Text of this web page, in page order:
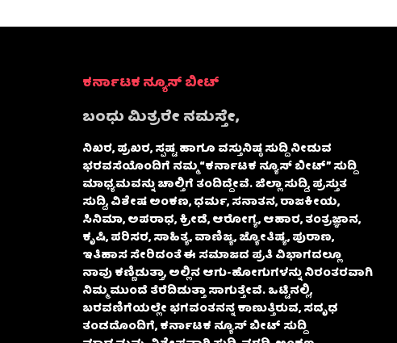
ಕರ್ನಾಟಕ ನ್ಯೂಸ್ ಬೀಟ್
ಬಂಧು ಮಿತ್ರರೇ ನಮಸ್ತೇ,
ನಿಖರ, ಪ್ರಖರ, ಸ್ಪಷ್ಟ ಹಾಗೂ ವಸ್ತುನಿಷ್ಠ ಸುದ್ದಿ ನೀಡುವ
ಭರವಸೆಯೊಂದಿಗೆ ನಮ್ಮ “ಕರ್ನಾಟಕ ನ್ಯೂಸ್ ಬೀಟ್” ಸುದ್ದಿ
ಮಾಧ್ಯಮವನ್ನು ಚಾಲ್ತಿಗೆ ತಂದಿದ್ದೇವೆ. ಜಿಲ್ಲಾ ಸುದ್ದಿ, ಪ್ರಸ್ತುತ
ಸುದ್ದಿ, ವಿಶೇಷ ಅಂಕಣ, ಧರ್ಮ, ಸನಾತನ, ರಾಜಕೀಯ,
ಸಿನಿಮಾ, ಅಪರಾಧ, ಕ್ರೀಡೆ, ಆರೋಗ್ಯ, ಆಹಾರ, ತಂತ್ರಜ್ಞಾನ,
ಕೃಷಿ, ಪರಿಸರ, ಸಾಹಿತ್ಯ, ವಾಣಿಜ್ಯ, ಜ್ಯೋತಿಷ್ಯ, ಪುರಾಣ,
ಇತಿಹಾಸ ಸೇರಿದಂತೆ ಈ ಸಮಾಜದ ಪ್ರತಿ ವಿಭಾಗದಲ್ಲೂ
ನಾವು ಕಣ್ಣಿಡುತ್ತಾ, ಅಲ್ಲಿನ ಆಗು-ಹೋಗುಗಳನ್ನು ನಿರಂತರವಾಗಿ
ನಿಮ್ಮ ಮುಂದೆ ತೆರೆದಿಡುತ್ತಾ ಸಾಗುತ್ತೇವೆ. ಒಟ್ಟಿನಲ್ಲಿ,
ಬರವಣಿಗೆಯಲ್ಲೇ ಭಗವಂತನನ್ನ ಕಾಣುತ್ತಿರುವ, ಸದೃಢ
ತಂಡದೊಂದಿಗೆ, ಕರ್ನಾಟಕ ನ್ಯೂಸ್ ಬೀಟ್ ಸುದ್ದಿ